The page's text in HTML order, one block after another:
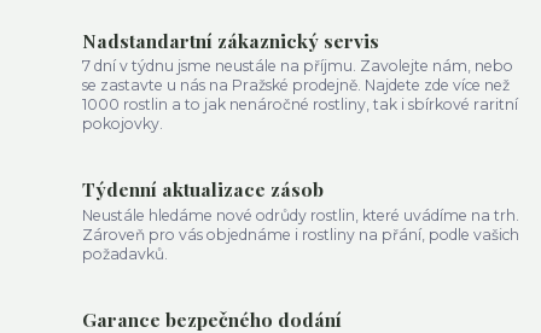
Nadstandartní zákaznický servis
7 dní v týdnu jsme neustále na příjmu. Zavolejte nám, nebo
se zastavte u nás na Pražské prodejně. Najdete zde více než
1000 rostlin a to jak nenáročné rostliny, tak i sbírkové raritní
pokojovky.
Týdenní aktualizace zásob
Neustále hledáme nové odrůdy rostlin, které uvádíme na trh.
Zároveň pro vás objednáme i rostliny na přání, podle vašich
požadavků.
Garance bezpečného dodání